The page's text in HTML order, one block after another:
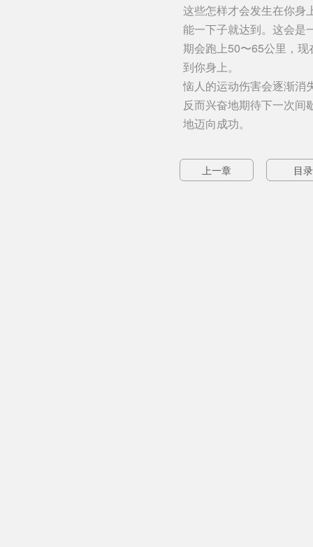
这些怎样才会发生在你身
能一下子就达到。这会是
期会跑上50〜65公里，
到你身上。
恼人的运动伤害会逐渐消
反而兴奋地期待下一次间
地迈向成功。
上一章 目录